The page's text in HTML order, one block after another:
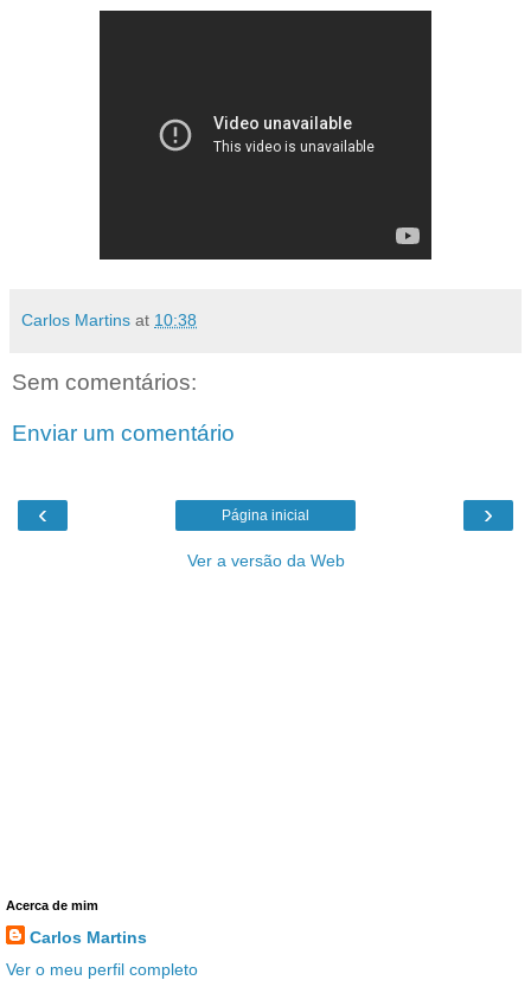
Carlos Martins at 10:38
Sem comentários:
Enviar um comentário
‹ ›
Página inicial
Ver a versão da Web
Acerca de mim
Carlos Martins
Ver o meu perfil completo